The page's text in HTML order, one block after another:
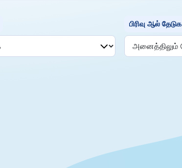
பிரிவு ஆல் தேடுக